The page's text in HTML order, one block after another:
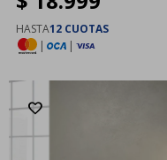
HASTA12 CUOTAS
|
|